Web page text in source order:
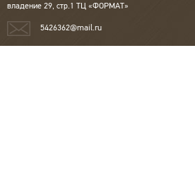
владение 29, стр.1 ТЦ «ФОРМАТ»
5426362@mail.ru